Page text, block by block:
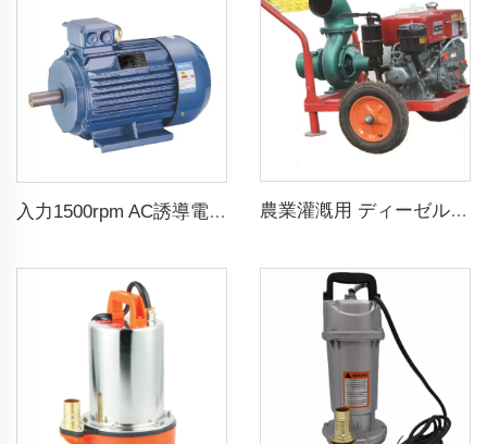
入力1500rpm AC誘導電動機 3相 2.2kw 3hp出力 三相発電機 アルテネーター用 農業灌漑用 ディーゼル消防ポンプ